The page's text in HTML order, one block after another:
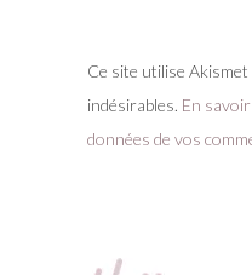
Ce site utilise
indésirables. En
données de vos